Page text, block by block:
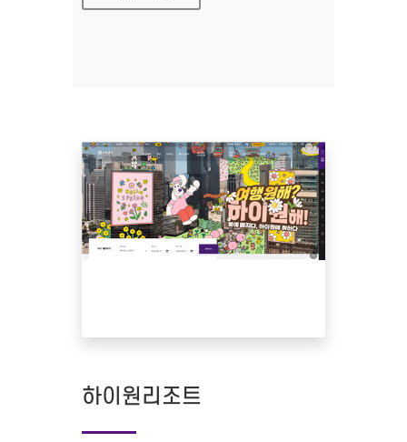
하이원리조트